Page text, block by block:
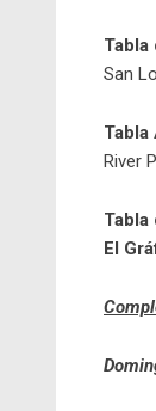
Tabla
San
Tabla
River
Tabla
El